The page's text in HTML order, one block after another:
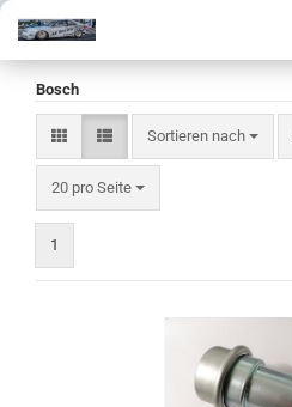
Bosch
Sortieren nach
Sortieren nach
20 pro Seite
pro Seite
1